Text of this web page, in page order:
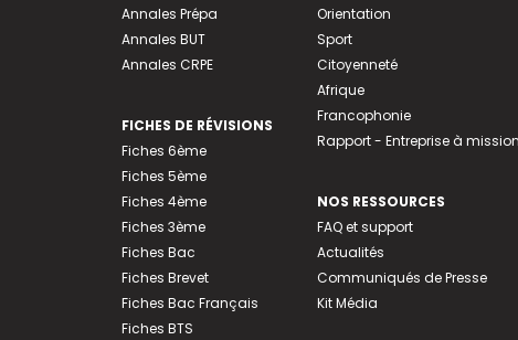
Annales Prépa
Annales BUT
Annales CRPE
FICHES DE RÉVISIONS
Fiches 6ème
Fiches 5ème
Fiches 4ème
Fiches 3ème
Fiches Bac
Fiches Brevet
Fiches Bac Français
Fiches BTS
Orientation
Sport
Citoyenneté
Afrique
Francophonie
Rapport - Entreprise à mission
NOS RESSOURCES
FAQ et support
Actualités
Communiqués de Presse
Kit Média